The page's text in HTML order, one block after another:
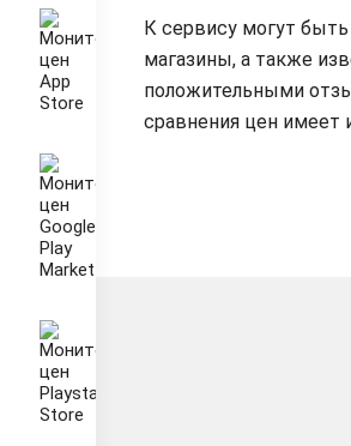
К сервису могут
магазины, а также
положительными
сравнения цен имеет